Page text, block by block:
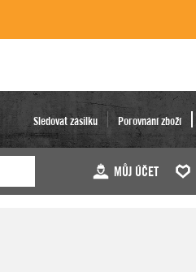
Sledovat zásilku Porovnání zboží
MŮJ ÚČET